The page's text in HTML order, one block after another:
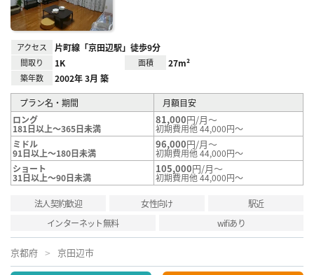
アクセス 片町線「京田辺駅」徒歩9分
間取り 1K 面積 27m²
築年数 2002年 3月 築
プラン名・期間
月額目安
ロング
181日以上～365日未満
81,000円/月～
初期費用他 44,000円～
ミドル
91日以上～180日未満
96,000円/月～
初期費用他 44,000円～
ショート
31日以上～90日未満
105,000円/月～
初期費用他 44,000円～
法人契約歓迎 女性向け
駅近
インターネット無料
wifiあり
京都府 京田辺市